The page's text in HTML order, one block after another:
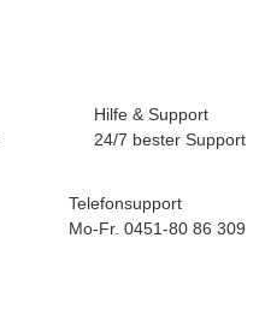
Hilfe & Support
24/7 bester Support
Telefonsupport
Mo-Fr. 0451-80 86 309